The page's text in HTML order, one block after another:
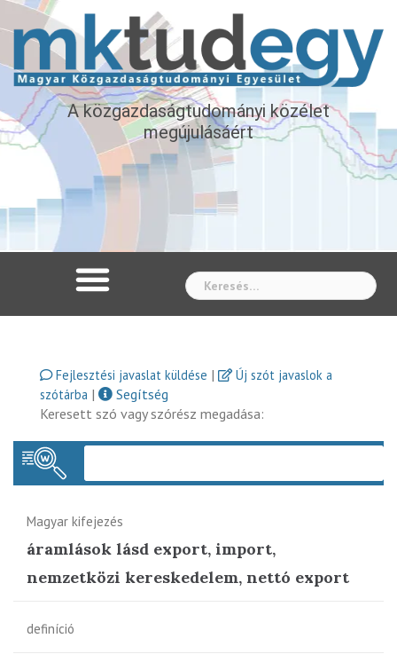
A közgazdaságtudományi közélet
megújulásáért
Fejlesztési javaslat küldése |
Új szót javaslok a
szótárba |
Segítség
Keresett szó vagy szórész megadása:
Magyar kifejezés
áramlások lásd export, import,
nemzetközi kereskedelem, nettó export
definíció